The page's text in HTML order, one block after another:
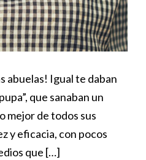
abuelas! Igual te daban
que sanaban un
mejor de todos sus
y eficacia, con pocos
que […]